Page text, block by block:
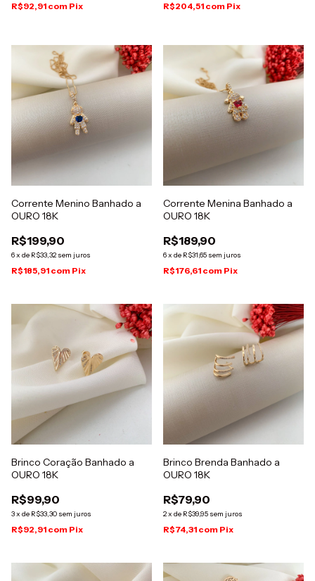
R$92,91 com Pix R$204,51 com Pix
Corrente Menino Banhado a
OURO 18K
R$199,90
6x de R$33,32 sem juros
R$185,91 com Pix
Corrente Menina Banhado a
OURO 18K
R$189,90
6x de R$31,65 sem juros
R$176,61 com Pix
Brinco Coração Banhado a
OURO 18K
R$99,90
3x de R$33,30 sem juros
R$92,91 com Pix
Brinco Brenda Banhado a
OURO 18K
R$79,90
2x de R$39,95 sem juros
R$74,31 com Pix